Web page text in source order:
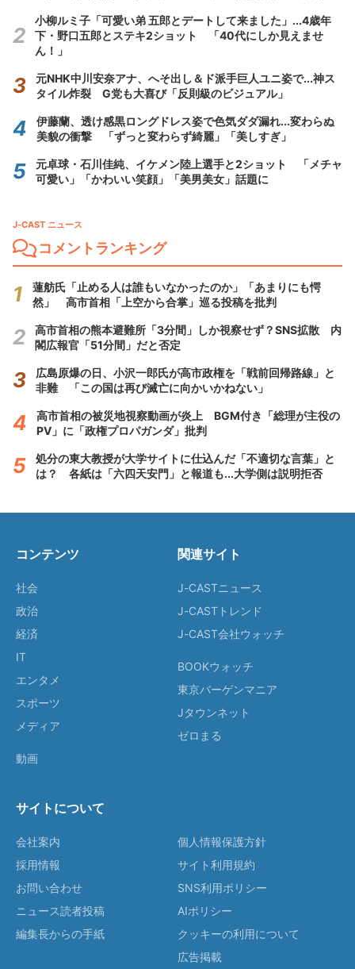
小柳ルミ子「可愛い弟 五郎とデートして来ました」...4歳年
下・野口五郎とステキ2ショット 「40代にしか見えませ
ん！」
元NHK中川安奈アナ、へそ出し＆ド派手巨人ユニ姿で...神ス
タイル炸裂 G党も大喜び「反則級のビジュアル」
伊藤蘭、透け感黒ロングドレス姿で色気ダダ漏れ...変わらぬ
美貌の衝撃 「ずっと変わらず綺麗」「美しすぎ」
元卓球・石川佳純、イケメン陸上選手と2ショット 「メチャ
可愛い」「かわいい笑顔」「美男美女」話題に
J-CAST ニュース
コメントランキング
蓮舫氏「止める人は誰もいなかったのか」「あまりにも愕
然」 高市首相「上空から合掌」巡る投稿を批判
高市首相の熊本避難所「3分間」しか視察せず？SNS拡散 内
閣広報官「51分間」だと否定
広島原爆の日、小沢一郎氏が高市政権を「戦前回帰路線」と
非難 「この国は再び滅亡に向かいかねない」
高市首相の被災地視察動画が炎上 BGM付き「総理が主役の
PV」に「政権プロパガンダ」批判
処分の東大教授が大学サイトに仕込んだ「不適切な言葉」と
は？ 各紙は「六四天安門」と報道も...大学側は説明拒否
コンテンツ
社会
政治
経済
IT
エンタメ
スポーツ
メディア
動画
関連サイト
J-CASTニュース
J-CASTトレンド
J-CAST会社ウォッチ
BOOKウォッチ
東京バーゲンマニア
Jタウンネット
ゼロまる
サイトについて
会社案内
採用情報
お問い合わせ
ニュース読者投稿
編集長からの手紙
個人情報保護方針
サイト利用規約
SNS利用ポリシー
AIポリシー
クッキーの利用について
広告掲載